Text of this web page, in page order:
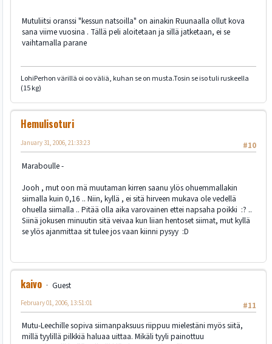
Mutuliitsi oranssi "kessun natsoilla" on ainakin Ruunaalla ollut kova
sana viime vuosina . Tällä peli aloitetaan ja sillä jatketaan, ei se
vaihtamalla parane
LohiPerhon värillä oi oo väliä, kuhan se on musta.Tosin se iso tuli ruskeella
(15 kg)
Hemulisoturi
#10
January 31, 2006, 21:33:23
Maraboulle -
Jooh , mut oon mä muutaman kirren saanu ylös ohuemmallakin
siimalla kuin 0,16 .. Niin, kyllä , ei sitä hirveen mukava ole vedellä
ohuella siimalla .. Pitää olla aika varovainen ettei napsaha poikki :? ..
Siinä jokusen minuutin sitä veivaa kun liian hentoset siimat, mut kyllä
se ylös ajanmittaa sit tulee jos vaan kiinni pysyy :D
kaivo
Guest
#11
February 01, 2006, 13:51:01
Mutu-Leechille sopiva siimanpaksuus riippuu mielestäni myös siitä,
millä tyylillä pilkkiä haluaa uittaa. Mikäli tyyli painottuu